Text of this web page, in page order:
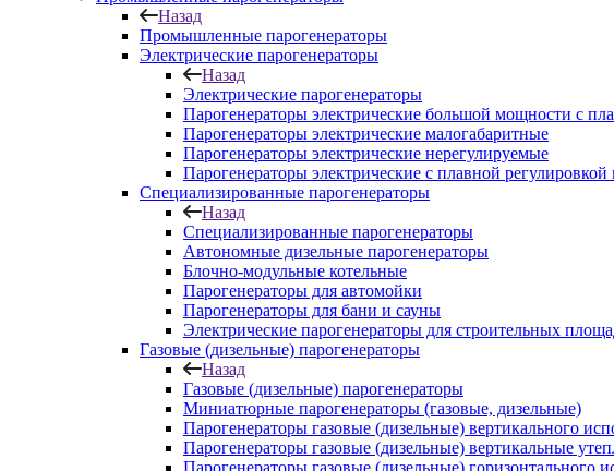
Назад
Промышленные парогенераторы
Электрические парогенераторы
Назад
Электрические парогенераторы
Парогенераторы электрические большой мощности с
Парогенераторы электрические малогабаритные
Парогенераторы электрические нерегулируемые
Парогенераторы электрические с плавной
Специализированные парогенераторы
Назад
Специализированные парогенераторы
Автономные дизельные парогенераторы
Блочно-модульные котельные
Парогенераторы для автомойки
Парогенераторы для бани и сауны
Электрические парогенераторы для строительных
Газовые (дизельные) парогенераторы
Назад
Газовые (дизельные) парогенераторы
Миниатюрные парогенераторы (газовые, дизельные)
Парогенераторы газовые (дизельные) вертикального
Парогенераторы газовые (дизельные) вертикальные
Парогенераторы газовые (дизельные) горизонтального